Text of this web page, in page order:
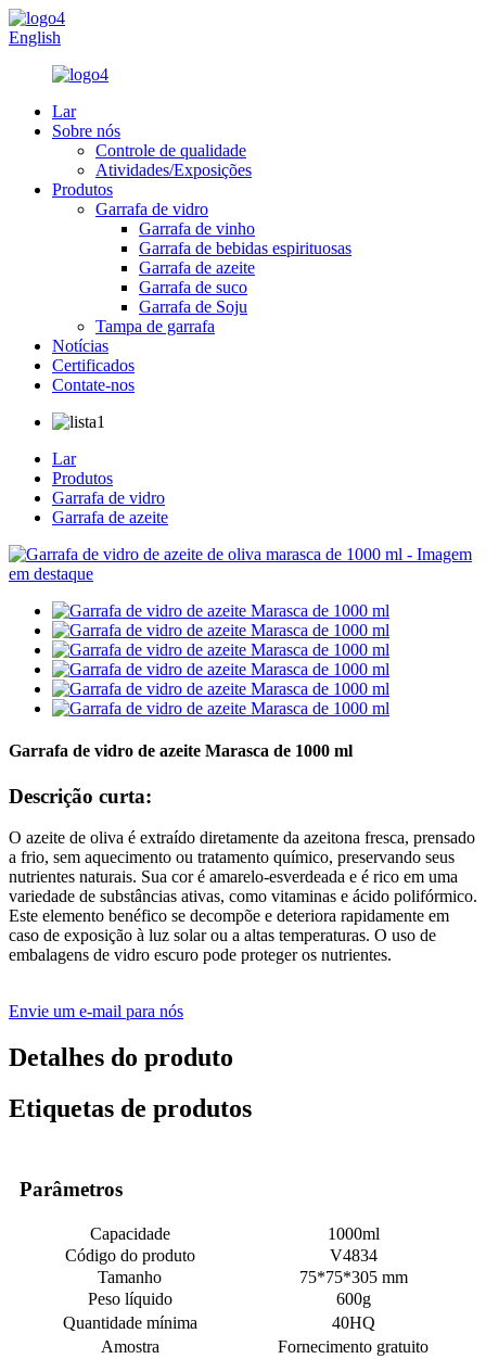
English
Lar
Sobre nós
Controle de qualidade
Atividades/Exposições
Produtos
Garrafa de vidro
Garrafa de vinho
Garrafa de bebidas espirituosas
Garrafa de azeite
Garrafa de suco
Garrafa de Soju
Tampa de garrafa
Notícias
Certificados
Contate-nos
Lar
Produtos
Garrafa de vidro
Garrafa de azeite
Garrafa de vidro de azeite Marasca de 1000 ml
Descrição curta:
O azeite de oliva é extraído diretamente da azeitona fresca, prensado
a frio, sem aquecimento ou tratamento químico, preservando seus
nutrientes naturais. Sua cor é amarelo-esverdeada e é rico em uma
variedade de substâncias ativas, como vitaminas e ácido polifórmico.
Este elemento benéfico se decompõe e deteriora rapidamente em
caso de exposição à luz solar ou a altas temperaturas. O uso de
embalagens de vidro escuro pode proteger os nutrientes.
Envie um e-mail para nós
Detalhes do produto
Etiquetas de produtos
Parâmetros
Capacidade
1000ml
Código do produto
V4834
Tamanho
75*75*305 mm
Peso líquido
600g
Quantidade mínima
40HQ
Amostra
Fornecimento gratuito